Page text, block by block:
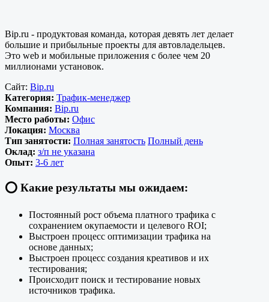
Bip.ru - продуктовая команда, которая девять лет делает
большие и прибыльные проекты для автовладельцев.
Это web и мобильные приложения с более чем 20
миллионами установок.
Сайт: Bip.ru
Категория: Трафик-менеджер
Компания: Bip.ru
Место работы: Офис
Локация: Москва
Тип занятости: Полная занятость Полный день
Оклад: з/п не указана
Опыт: 3-6 лет
⭕️ Какие результаты мы ожидаем:
Постоянный рост объема платного трафика с
сохранением окупаемости и целевого ROI;
Выстроен процесс оптимизации трафика на
основе данных;
Выстроен процесс создания креативов и их
тестирования;
Происходит поиск и тестирование новых
источников трафика.